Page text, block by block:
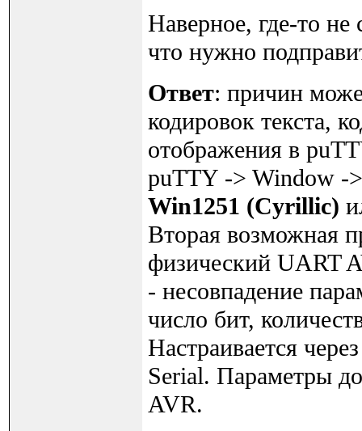
Наверное, где-то не
что нужно
Ответ: причин
кодировок текста,
отображения в
puTTY -> Window -
Win1251 (Cyrillic)
Вторая возможная
физический UART
- несовпадение
число бит,
Настраивается
Serial. Параметры
AVR.